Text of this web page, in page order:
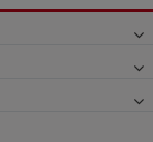
Statistik Cookies